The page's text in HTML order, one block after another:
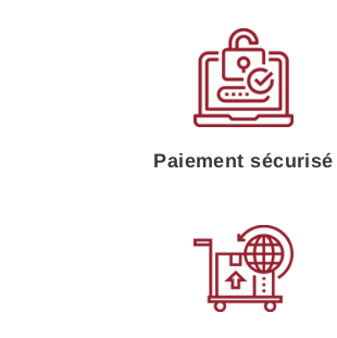
Paiement sécurisé